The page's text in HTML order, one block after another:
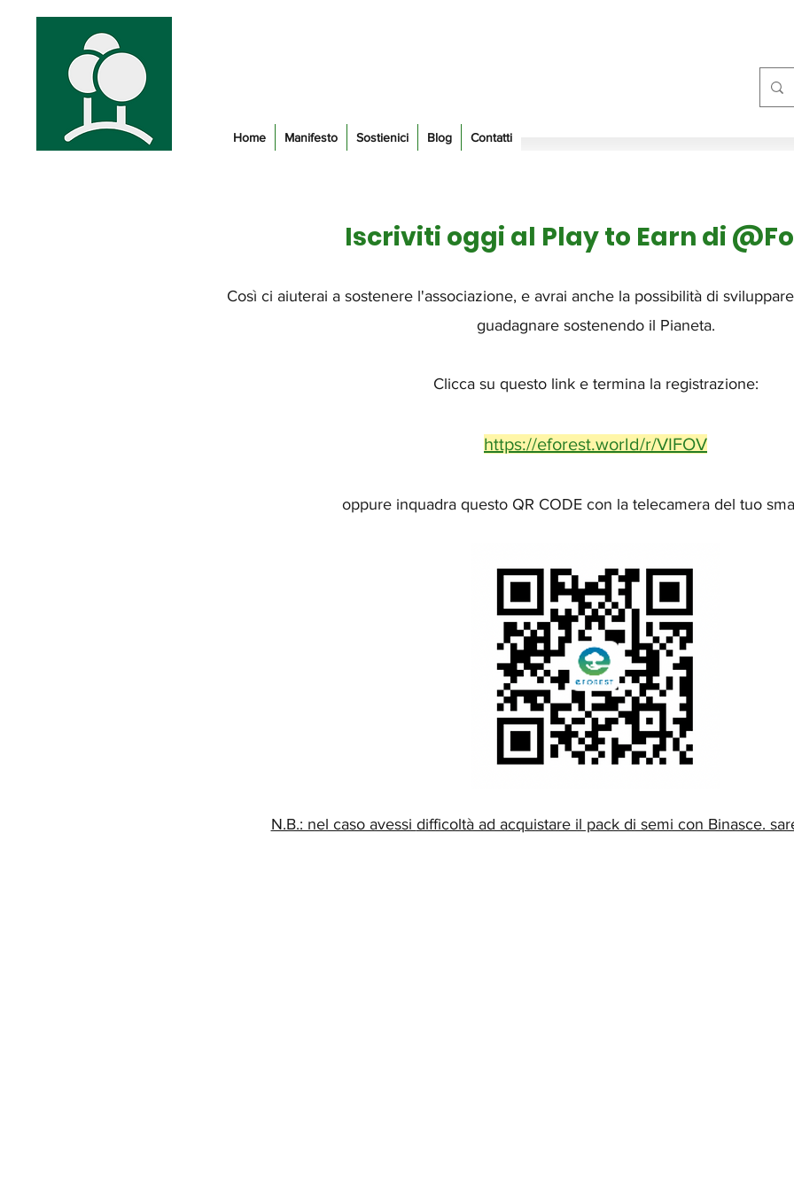
Home Manifesto Sostienici Blog Contatti
Iscriviti oggi al Play to Earn di
Così ci aiuterai a sostenere l'associazione, e avrai anche la possibilità di
guadagnare sostenendo il Pianeta.
Clicca su questo link e termina la registrazione:
https://eforest.world/r/VIFOV
oppure inquadra questo QR CODE con la telecamera del tuo
N.B.: nel caso avessi difficoltà ad acquistare il pack di semi con Binasce.